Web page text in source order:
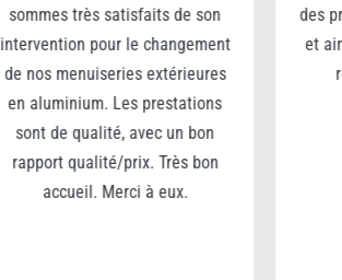
sommes très satisfaits de son
intervention pour le changement
de nos menuiseries extérieures
en aluminium. Les prestations
sont de qualité, avec un bon
rapport qualité/prix. Très bon
accueil. Merci à eux.
des
et